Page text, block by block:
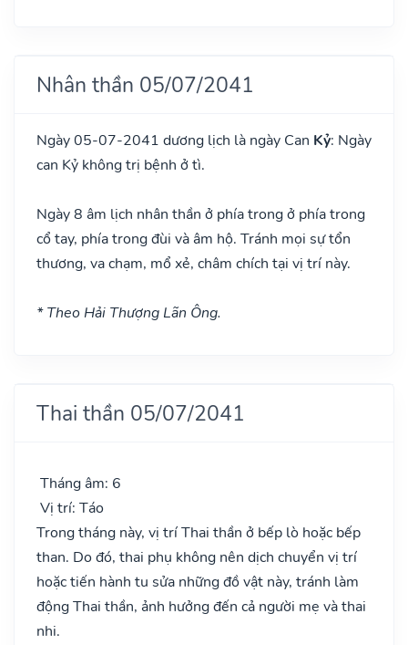
Nhân thần 05/07/2041
Ngày 05-07-2041 dương lịch là ngày Can Kỷ: Ngày
can Kỷ không trị bệnh ở tì.
Ngày 8 âm lịch nhân thần ở phía trong ở phía trong
cổ tay, phía trong đùi và âm hộ. Tránh mọi sự tổn
thương, va chạm, mổ xẻ, châm chích tại vị trí này.
* Theo Hải Thượng Lãn Ông.
Thai thần 05/07/2041
Tháng âm: 6
Vị trí: Táo
Trong tháng này, vị trí Thai thần ở bếp lò hoặc bếp
than. Do đó, thai phụ không nên dịch chuyển vị trí
hoặc tiến hành tu sửa những đồ vật này, tránh làm
động Thai thần, ảnh hưởng đến cả người mẹ và thai
nhi.